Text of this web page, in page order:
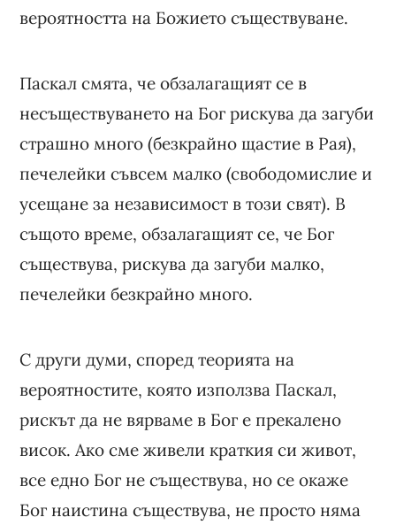
вероятността на Божието съществуване.
Паскал смята, че обзалагащият се в
несъществуването на Бог рискува да загуби
страшно много (безкрайно щастие в Рая),
печелейки съвсем малко (свободомислие и
усещане за независимост в този свят). В
същото време, обзалагащият се, че Бог
съществува, рискува да загуби малко,
печелейки безкрайно много.
С други думи, според теорията на
вероятностите, която използва Паскал,
рискът да не вярваме в Бог е прекалено
висок. Ако сме живели краткия си живот,
все едно Бог не съществува, но се окаже
Бог наистина съществува, не просто няма